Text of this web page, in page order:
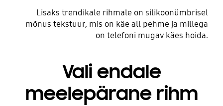
Lisaks trendikale rihmale on silikoonümbrisel
mõnus tekstuur, mis on käe all pehme ja millega
on telefoni mugav käes hoida.
Vali endale
meelepärane rihm